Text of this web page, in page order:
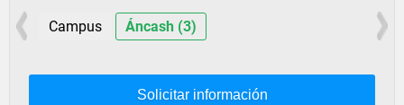
Campus Áncash (3)
Solicitar información